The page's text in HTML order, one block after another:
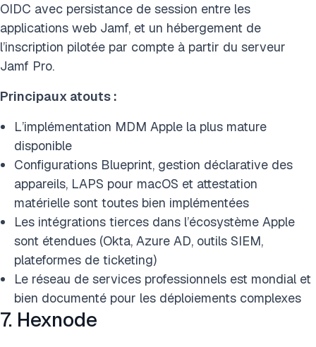
OIDC avec persistance de session entre les
applications web Jamf, et un hébergement de
l’inscription pilotée par compte à partir du serveur
Jamf Pro.
Principaux atouts :
L’implémentation MDM Apple la plus mature
disponible
Configurations Blueprint, gestion déclarative des
appareils, LAPS pour macOS et attestation
matérielle sont toutes bien implémentées
Les intégrations tierces dans l’écosystème Apple
sont étendues (Okta, Azure AD, outils SIEM,
plateformes de ticketing)
Le réseau de services professionnels est mondial et
bien documenté pour les déploiements complexes
7. Hexnode